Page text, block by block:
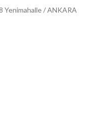
Yenimahalle / ANKARA